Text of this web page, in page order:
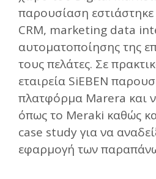
παρουσίαση
CRM, marketing data
αυτοματοποίησης της
τους πελάτες. Σε
εταιρεία SiEBEN
πλατφόρμα Marera και
όπως το Meraki καθώς
case study για να
εφαρμογή των